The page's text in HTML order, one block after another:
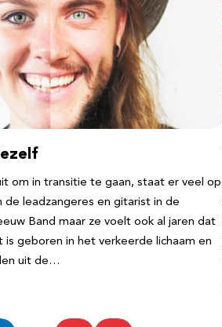
om in transitie te gaan, staat er veel op
de leadzangeres en gitarist in de
Band maar ze voelt ook al jaren dat
geboren in het verkeerde lichaam en
uit de…